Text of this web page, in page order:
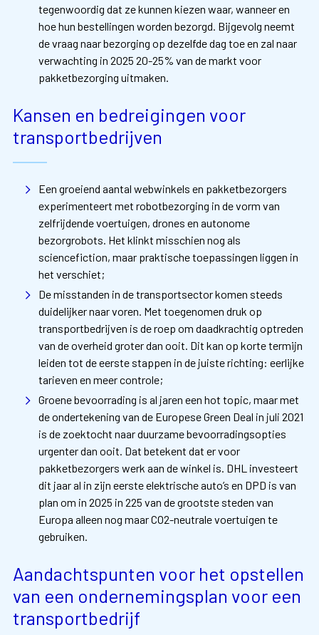
tegenwoordig dat ze kunnen kiezen waar, wanneer en
hoe hun bestellingen worden bezorgd. Bijgevolg neemt
de vraag naar bezorging op dezelfde dag toe en zal naar
verwachting in 2025 20-25% van de markt voor
pakketbezorging uitmaken.
Kansen en bedreigingen voor
transportbedrijven
Een groeiend aantal webwinkels en pakketbezorgers
experimenteert met robotbezorging in de vorm van
zelfrijdende voertuigen, drones en autonome
bezorgrobots. Het klinkt misschien nog als
sciencefiction, maar praktische toepassingen liggen in
het verschiet;
De misstanden in de transportsector komen steeds
duidelijker naar voren. Met toegenomen druk op
transportbedrijven is de roep om daadkrachtig optreden
van de overheid groter dan ooit. Dit kan op korte termijn
leiden tot de eerste stappen in de juiste richting: eerlijke
tarieven en meer controle;
Groene bevoorrading is al jaren een hot topic, maar met
de ondertekening van de Europese Green Deal in juli 2021
is de zoektocht naar duurzame bevoorradingsopties
urgenter dan ooit. Dat betekent dat er voor
pakketbezorgers werk aan de winkel is. DHL investeert
dit jaar al in zijn eerste elektrische auto’s en DPD is van
plan om in 2025 in 225 van de grootste steden van
Europa alleen nog maar CO2-neutrale voertuigen te
gebruiken.
Aandachtspunten voor het opstellen
van een ondernemingsplan voor een
transportbedrijf